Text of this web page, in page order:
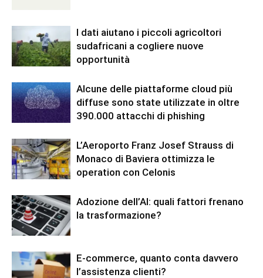
I dati aiutano i piccoli agricoltori
sudafricani a cogliere nuove
opportunità
Alcune delle piattaforme cloud più
diffuse sono state utilizzate in oltre
390.000 attacchi di phishing
L’Aeroporto Franz Josef Strauss di
Monaco di Baviera ottimizza le
operation con Celonis
Adozione dell’AI: quali fattori frenano
la trasformazione?
E-commerce, quanto conta davvero
l’assistenza clienti?